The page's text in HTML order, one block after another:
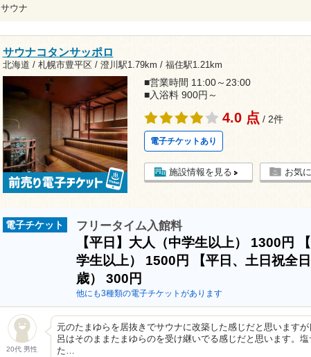
サウナ
サウナコタンサッポロ
北海道 / 札幌市豊平区 / 澄川駅1.79km / 福住駅1.21km
■営業時間 11:00～23:00
■入浴料 900円～
4.0 点 / 2件
電子チケットあり
施設情報を見る お気
電子チケット フリータイム入館料
【平日】大人（中学生以上） 1300円
学生以上） 1500円
【平日、土日祝全
歳） 300円
他にも3種類の電子チケットがあります
20代 男性
元のたまゆらを居抜きでサウナに改築した感じだと思います
呂はそのままたまゆらのを受け継いでる感じだと思います。
た…